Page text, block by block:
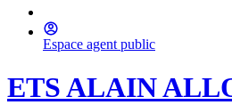
Espace agent public
ETS ALAIN